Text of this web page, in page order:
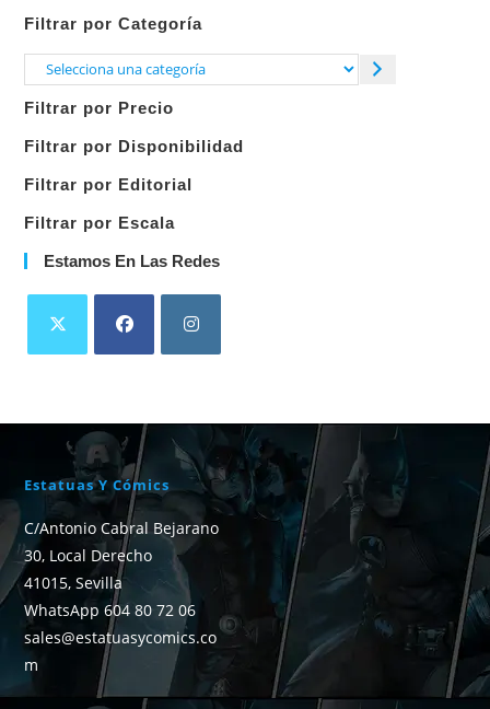
Filtrar por Categoría
Selecciona
categoría
Filtrar por Precio
Filtrar por Disponibilidad
Filtrar por Editorial
Filtrar por Escala
Estamos En Las Redes
Estatuas Y Cómics
C/Antonio Cabral Bejarano
30, Local Derecho
41015, Sevilla
WhatsApp 604 80 72 06
sales@estatuasycomics.co
m